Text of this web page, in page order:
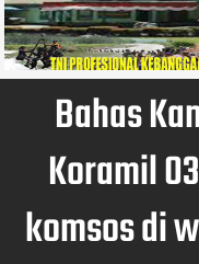
Bahas
Koramil
komsos di